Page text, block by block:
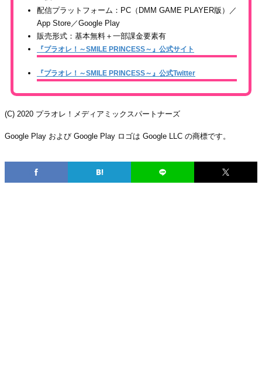
配信プラットフォーム：PC（DMM GAME PLAYER版）／
App Store／Google Play
販売形式：基本無料＋一部課金要素有
『プラオレ！～SMILE PRINCESS～』公式サイト
『プラオレ！～SMILE PRINCESS～』公式Twitter
(C) 2020 プラオレ！メディアミックスパートナーズ
Google Play および Google Play ロゴは Google LLC の商標です。